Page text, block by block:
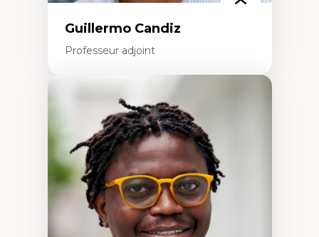
Guillermo Candiz
Professeur adjoint
Expertises
Trajectoires migratoires
Migrations forcées
Études des frontières; Enjeux géopolitiques
des migrations
Politiques migratoires
Réfugiés
Demandeurs d’asile
Migrations irrégulières
Migrations temporaires
Migration et changement climatique
Migration et développement